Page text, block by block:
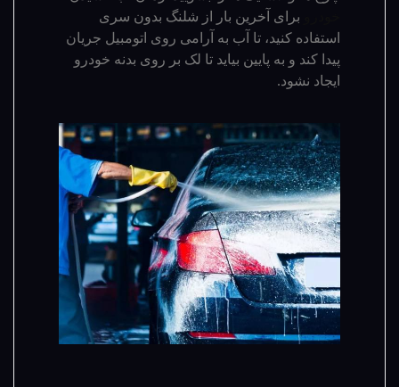
برای آخرین بار از شلنگ بدون سری
استفاده کنید، تا آب به آرامی روی اتومبیل جریان
پیدا کند و به پایین بیاید تا لک بر روی بدنه خودرو
ایجاد نشود.